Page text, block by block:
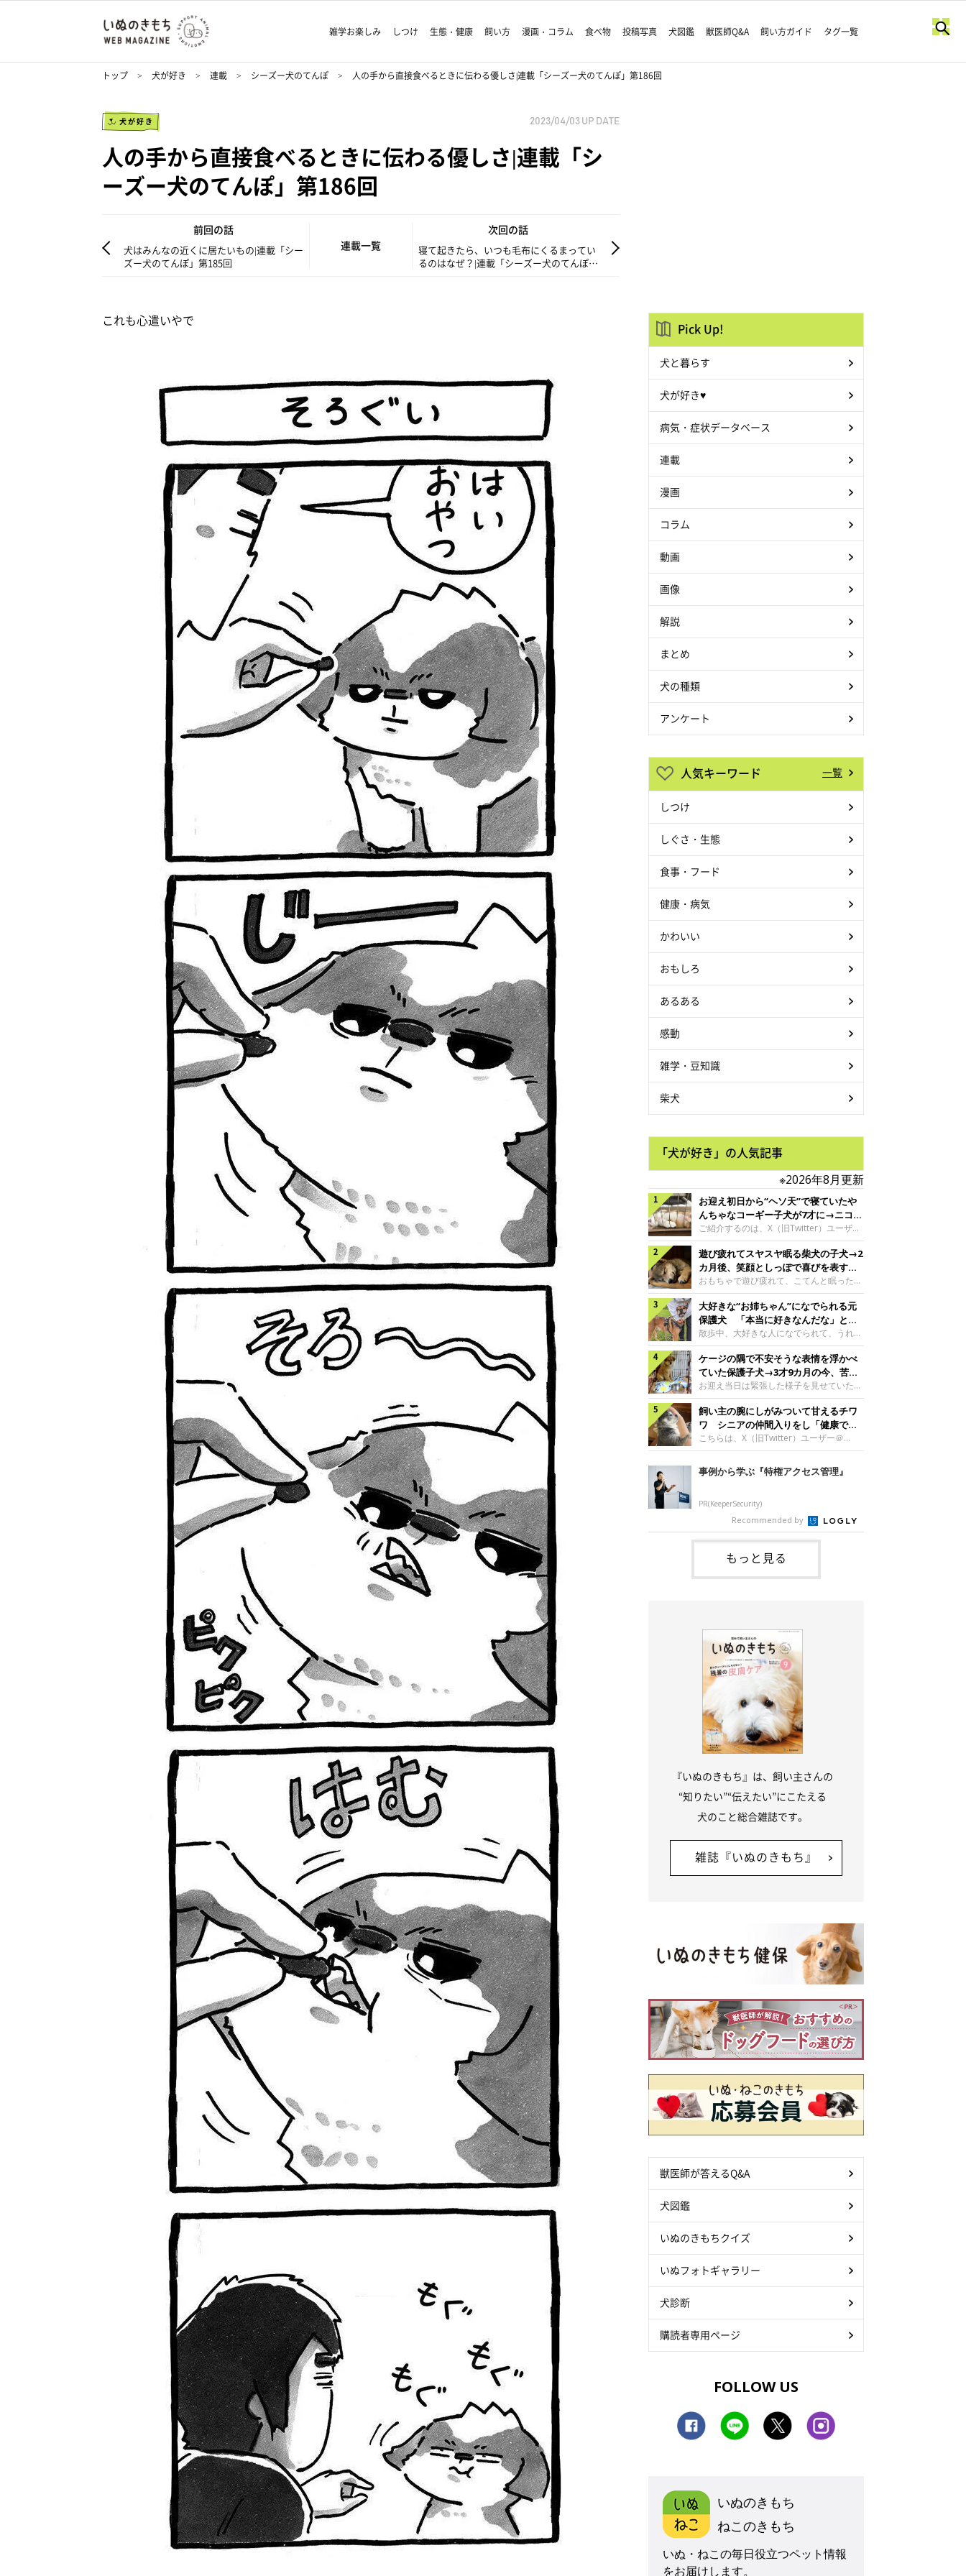
雑学お楽しみ しつけ 生態・健康 飼い方 漫画・コラム 食べ物 投稿写真 犬図鑑 獣医師Q&A 飼い方ガイド タグ一覧
トップ 犬が好き 連載 シーズー犬のてんぽ 人の手から直接食べるときに伝わる優しさ|連載「シーズー犬のてんぽ」第186回
犬が好き 2023/04/03 UP DATE
人の手から直接食べるときに伝わる優しさ|連載「シ
ーズー犬のてんぽ」第186回
前回の話
犬はみんなの近くに居たいもの|連載「シー
ズー犬のてんぽ」第185回
連載一覧
次回の話
寝て起きたら、いつも毛布にくるまってい
るのはなぜ？|連載「シーズー犬のてんぽ」
これも心遣いやで Pick Up!
犬と暮らす
犬が好き♥
病気・症状データベース
連載
漫画
コラム
動画
画像
解説
まとめ
犬の種類
アンケート
人気キーワード 一覧
しつけ
しぐさ・生態
食事・フード
健康・病気
かわいい
おもしろ
あるある
感動
雑学・豆知識
柴犬
「犬が好き」の人気記事
※2026年8月更新
お迎え初日から“ヘソ天”で寝ていたや
んちゃなコーギー子犬が7才に→ニコニ
コ“コーギースマイル”が魅力のコに成
長！
ご紹介するのは、X（旧Twitter）ユーザー
＠Kus1oKg2vsgdWS2さんの愛犬でウェル
シュ・コーギー・ペンブロークの神楽ちゃ
ん。今年の8月で7才になるという神楽ちゃ
んですが、いったいどんな子犬時代を過ご
したのでしょうか。今回は、神楽ちゃんの
成長を飼い主さんと振り返ります！神楽ち
ゃんの成長について聞いた！お迎えから数
日後の神楽ちゃん（撮影時生後2カ月）＠
Kus1oKg2vsgdWS2――お迎え当初の神楽
ちゃんの様子について教えてください。飼
い主さん： 「お迎え当日から“ヘソ天”で寝
るようなコでし
遊び疲れてスヤスヤ眠る柴犬の子犬→2
カ月後、笑顔としっぽで喜びを表すコ
に成長！
おもちゃで遊び疲れて、こてんと眠った子
犬。あれから2カ月、表情や行動にさまざ
まな変化が見られるようになりました。遊
び疲れて眠る生後2カ月のなっちゃん遊び
疲れた様子のなっちゃん。@Pkndg_紹介
するのは、X（旧Twitter）ユーザー
@Pkndg_さんの愛犬・なっちゃん（取材
時、生後4カ月／柴犬）。こちらの写真
は、なっちゃんが生後2カ月のころに撮影
された一枚です。この日、なっちゃんは家
族と一緒におもちゃで遊んでいました。た
くさん遊んで疲れたのか、その後は眠り始
めたそうです。眠るなっちゃん。
@Pkndg_
大好きな“お姉ちゃん”になでられる元
保護犬 「本当に好きなんだな」と感
じる表情にほっこり
散歩中、大好きな人になでられて、うれし
そうな表情を見せる元保護犬。甘えるよう
な姿に、見ているこちらまでほっこりしま
す。大好きな“お姉ちゃん”に甘える小次郎
くん妹さんになでてもらい、うれしそうな
表情を見せる小次郎くん（2026年6月撮
影）。@mika_Jimmy紹介するのは、X（旧
Twitter）ユーザー@mika_Jimmyさんの愛
犬・小次郎くん（撮影時5才）。こちら
は、飼い主さんの妹さんと一緒に散歩をし
日、飼い主さんは実家から自宅へ帰る途
ケージの隅で不安そうな表情を浮かべ
ていた保護子犬→3才9カ月の今、苦手
を克服し頼もしいコに成長！
お迎え当日は緊張した様子を見せていた元
野犬の保護子犬。あれから約3年半、苦手
だったことを一つひとつ克服し、家族に寄
り添う姿を見せています。お迎え当日、ケ
ージの隅で不安そうにお迎え当日のシルビ
アちゃん。@nemonemotos今回紹介する
のは、X（旧Twitter）ユーザー
@nemonemotosさんの愛犬・シルビアち
主さんが「#最初に撮った一枚」として投
稿した写真には、ケージの隅で不安そうな
表情を浮かべるシルビアちゃんの姿が写っ
ていました。こちらは、保護犬だったシル
飼い主の腕にしがみついて甘えるチワ
ワ シニアの仲間入りをし「健康で穏
やかな暮らしが続いてほしい」と願う
こちらは、X（旧Twitter）ユーザー＠
kotubusuke617さんが投稿した写真。写
っているのは、愛犬でチワワのつぶしゃん
（本名：こつぶちゃん）です。飼い主さん
才）＠kotubusuke617撮影当時の状況に
ついて伺うと、飼い主さんはこう教えてく
れました。飼い主さん： 「ある休日のこ
とです。私がソファに座った途端にひざの
上にのってきたので、そのままなでながら
テレビを見ていたのですが、微動だにしな
いので気になって見てみると、腕にしがみ
事例から学ぶ『特権アクセス管理』
PR(KeeperSecurity)
Recommended by
もっと見る
『いぬのきもち』は、飼い主さんの
“知りたい”“伝えたい”にこたえる
犬のこと総合雑誌です。
雑誌『いぬのきもち』
獣医師が答えるQ&A
犬図鑑
いぬのきもちクイズ
いぬフォトギャラリー
犬診断
購読者専用ページ
FOLLOW US
いぬのきもち
ねこのきもち
いぬ・ねこの毎日役立つペット情報
をお届けします。